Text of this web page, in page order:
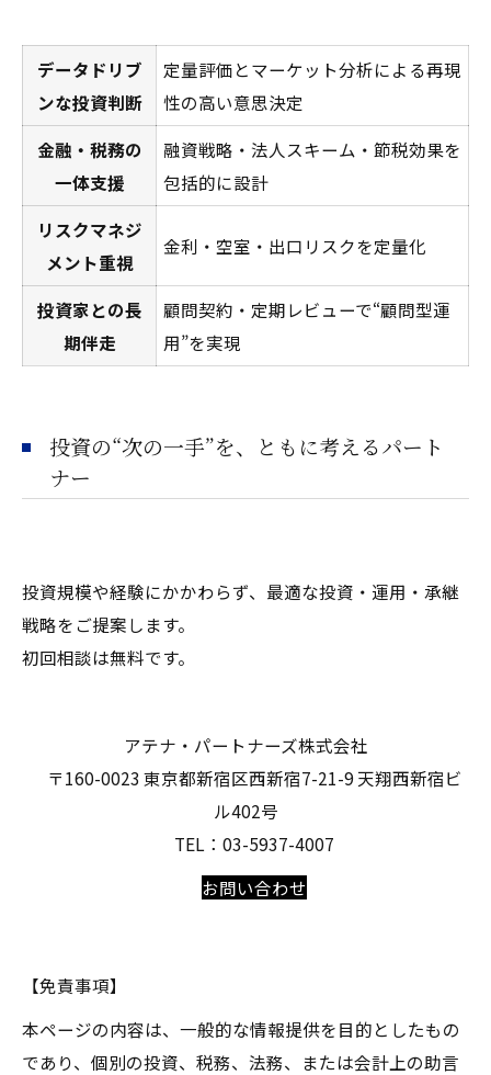
データドリブ
ンな投資判断
定量評価とマーケット分析による再現
性の高い意思決定
金融・税務の
一体支援
融資戦略・法人スキーム・節税効果を
包括的に設計
リスクマネジ
メント重視
金利・空室・出口リスクを定量化
投資家との長
期伴走
顧問契約・定期レビューで“顧問型運
用”を実現
投資の“次の一手”を、ともに考えるパート
ナー
投資規模や経験にかかわらず、最適な投資・運用・承継
戦略をご提案します。
初回相談は無料です。
アテナ・パートナーズ株式会社
〒160-0023 東京都新宿区西新宿7-21-9 天翔西新宿ビ
ル402号
TEL：03-5937-4007
お問い合わせ
【免責事項】
本ページの内容は、一般的な情報提供を目的としたもの
であり、個別の投資、税務、法務、または会計上の助言